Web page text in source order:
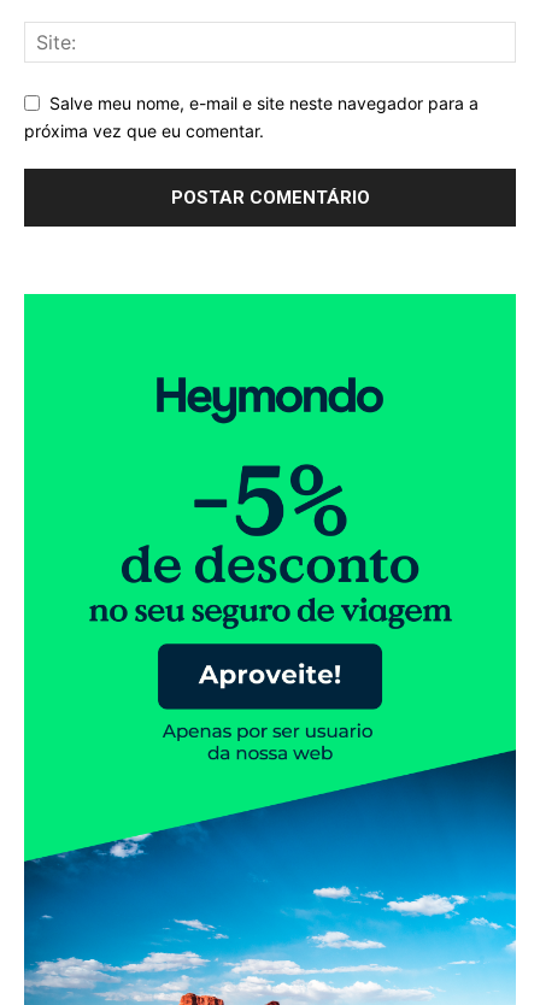
Salve meu nome, e-mail e site neste navegador para a
próxima vez que eu comentar.